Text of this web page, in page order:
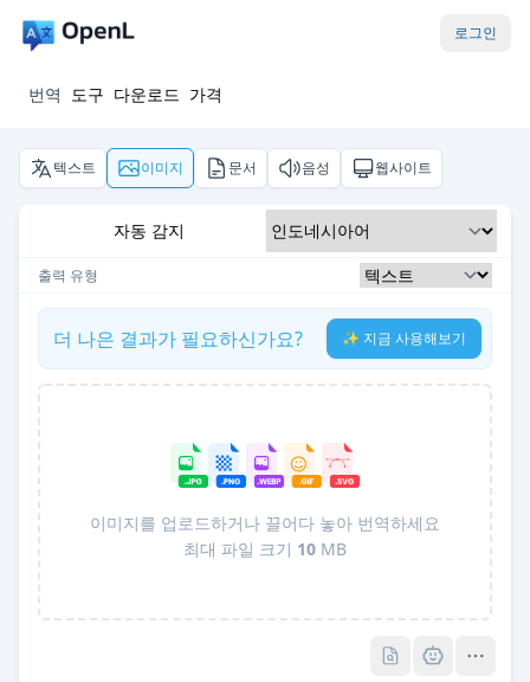
로그인
번역 도구 다운로드 가격
텍스트 이미지 문서 음성 웹사이트
자동 감지
출력 유형
더 나은 결과가 필요하신가요? ✨ 지금 사용해보기
이미지를 업로드하거나 끌어다 놓아 번역하세요
최대 파일 크기 10 MB